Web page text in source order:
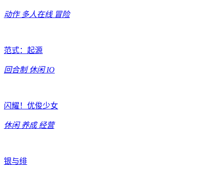
动作 多人在线 冒险
范式：起源
回合制 休闲 IO
闪耀！优俊少女
休闲 养成 经营
银与绯